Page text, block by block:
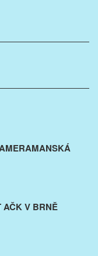
AČK V BRNĚ